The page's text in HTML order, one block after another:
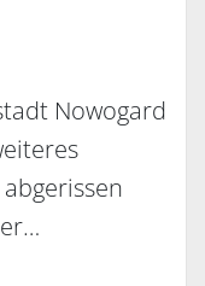
Nowogard